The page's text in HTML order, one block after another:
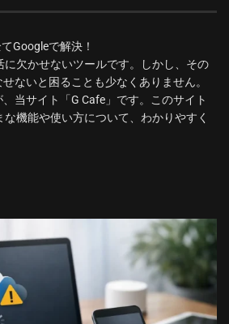
Googleで解決！
に欠かせないツールです。しかし、その
ないと困ることも少なくありません。
当サイト「G Cafe」です。このサイト
機能や使い方について、わかりやすく